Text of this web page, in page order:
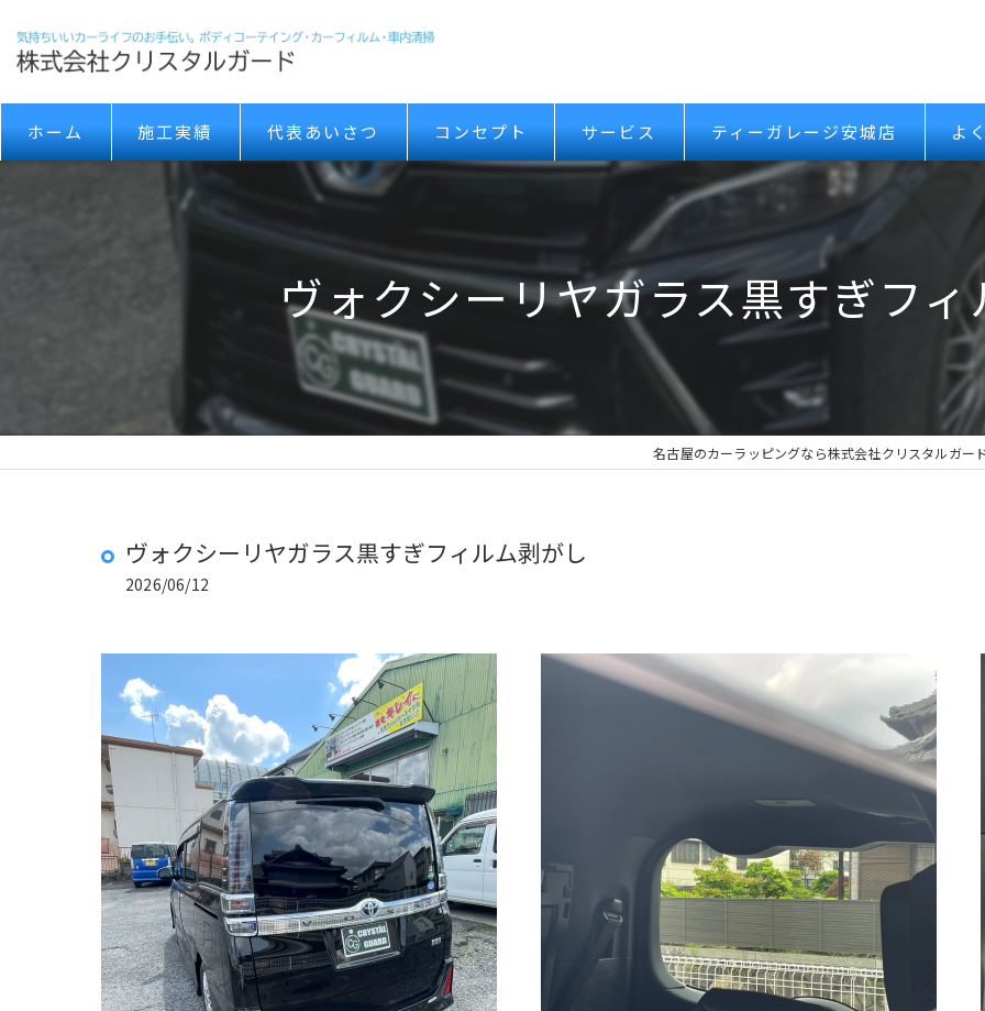
ホーム 施工実績 代表あいさつ コンセプト サービス ティーガレージ安城店 よ
ヴォクシーリヤガラス黒すぎフィ
名古屋のカーラッピングなら株式会社クリスタルガー
ヴォクシーリヤガラス黒すぎフィルム剥がし
2026/06/12